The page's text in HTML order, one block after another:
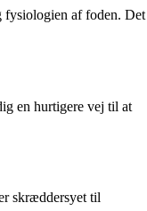
fysiologien af foden. Det
en hurtigere vej til at
skræddersyet til